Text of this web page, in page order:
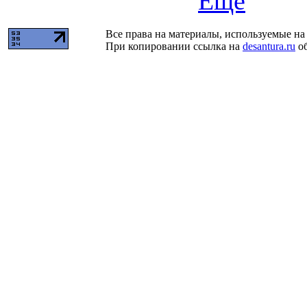
Все права на материалы, используемые
При копировании ссылка на desantura.ru